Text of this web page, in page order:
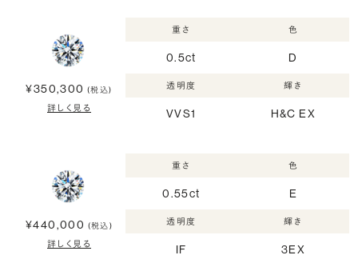
¥350,300 (税込)
詳しく見る
重さ
0.5ct
色
D
透明度
VVS1
輝き
H&C EX
¥440,000 (税込)
詳しく見る
重さ
0.55ct
色
E
透明度
IF
輝き
3EX